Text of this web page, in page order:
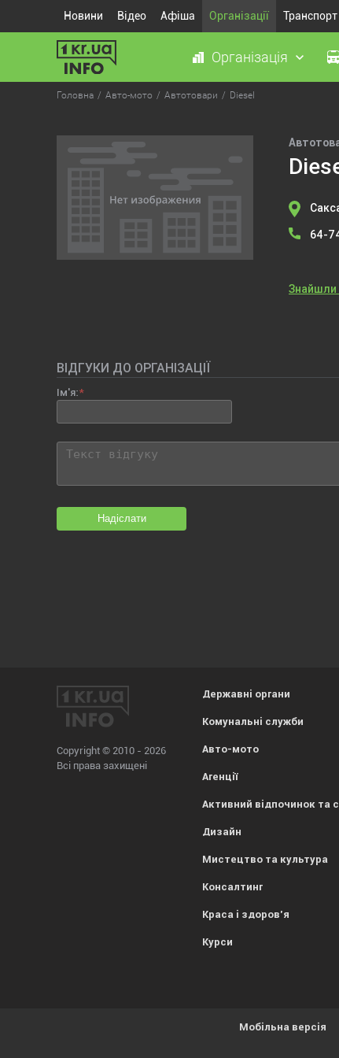
Новини Відео Афіша Організації Транспорт
Організація
Головна Авто-мото Автотовари Diesel
64-
Знайшли
ВІДГУКИ ДО ОРГАНІЗАЦІЇ
Ім'я:
Надіслати
Copyright © 2010 - 2026
Всі права захищені
Державні органи
Комунальні служби
Авто-мото
Агенції
Активний відпочинок та
Дизайн
Мистецтво та культура
Консалтинг
Краса і здоров'я
Курси
Мобільна версія